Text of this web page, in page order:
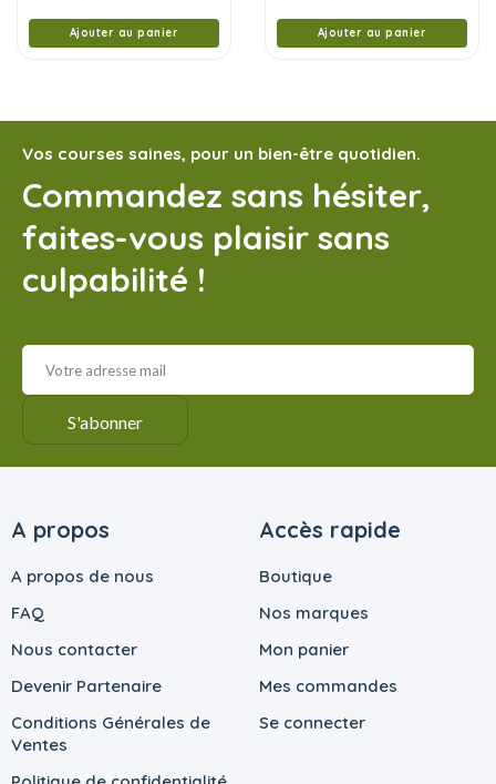
Ajouter au panier Ajouter au panier
Vos courses saines, pour un bien-être quotidien.
Commandez sans hésiter,
faites-vous plaisir sans
culpabilité !
A propos
A propos de nous
FAQ
Nous contacter
Devenir Partenaire
Conditions Générales de
Ventes
Accès rapide
Boutique
Nos marques
Mon panier
Mes commandes
Se connecter